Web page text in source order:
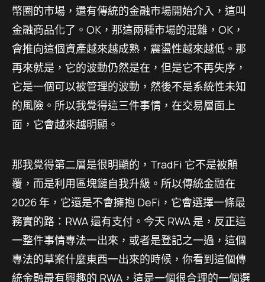
幣圈的市場，還有傳統的金融市場開始介入，這叫
金融商品化了。OK，那這兩種市場的混雜，OK，
會推向這個資產越來越成熟，震盪性越來越低。那
再來就是，它的波動仍然是在，但是它不再失序，
它是一個可以被管理的波動，然後不是系統性未知
的風險。所以我覺得這三件事情，在交易層面上
面，它會越來越明顯。
那我覺得第二層是很明顯的，TradFi 它不是被顛
覆，而是利用區塊鏈自我升級。所以傳統金融在
2026 年，它還是不會擁抱 DeFi，它會選擇一條最
務實的路：RWA 還有支付。今天 RWA 是，反正這
一整件事情專法一出來，或者是登記之一過，這個
專法的草案什麼東西一出來的時候，你看到這個傳
統金融最有興趣的 RWA，這是一個很合理的一個選